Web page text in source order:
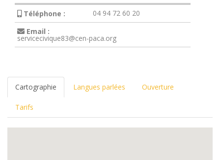
Téléphone :
04 94 72 60 20
Email :
servicecivique83@cen-paca.org
Cartographie Langues parlées Ouverture
Tarifs